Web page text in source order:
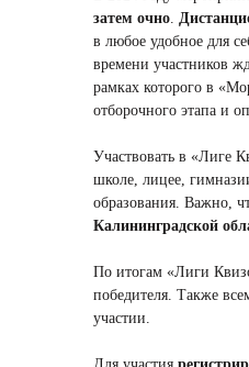
затем очно.
в любое удобное для
времени участников
рамках которого в
отборочного этапа и
Участвовать в «Лиге
школе, лицее,
образования. Важно,
Калининградской
По итогам «Лиги
победителя. Также
участии.